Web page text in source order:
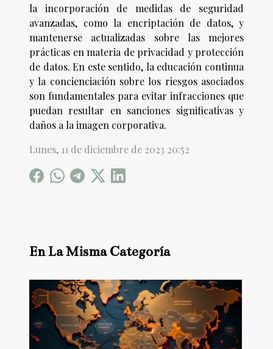
la incorporación de medidas de seguridad
avanzadas, como la encriptación de datos, y
mantenerse actualizadas sobre las mejores
prácticas en materia de privacidad y protección
de datos. En este sentido, la educación continua
y la concienciación sobre los riesgos asociados
son fundamentales para evitar infracciones que
puedan resultar en sanciones significativas y
daños a la imagen corporativa.
Lunes, 11 de diciembre de 2023 20:52
En La Misma Categoría